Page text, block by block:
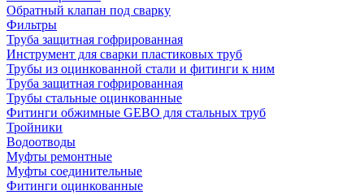
Обратный клапан под сварку
Фильтры
Труба защитная гофрированная
Инструмент для сварки пластиковых труб
Трубы из оцинкованной стали и фитинги к ним
Труба защитная гофрированная
Трубы стальные оцинкованные
Фитинги обжимные GEBO для стальных труб
Тройники
Водоотводы
Муфты ремонтные
Муфты соединительные
Фитинги оцинкованные